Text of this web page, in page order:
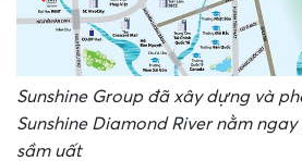
Sunshine Group đã xây dựng và
Sunshine Diamond River nằm
sầm uất